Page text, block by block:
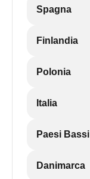
Spagna
Finlandia
Polonia
Italia
Paesi Bassi
Danimarca